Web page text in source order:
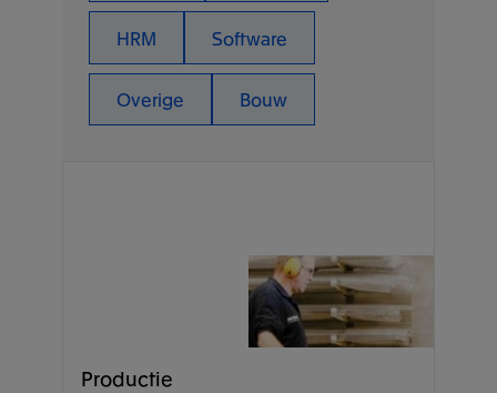
HRM Software
Overige Bouw
Productie